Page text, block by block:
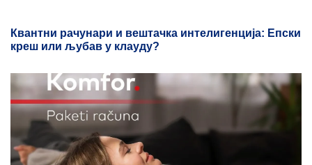
Квантни рачунари и вештачка интелигенција: Епски
креш или љубав у клауду?